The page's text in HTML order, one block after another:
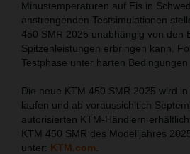
Minustemperaturen auf Eis in
anstrengenden Testsimulationen
450 SMR 2025 unabhängig von den
Spitzenleistungen erbringen kann.
Testphase unter harten Bedingungen
Die neue KTM 450 SMR 2025 wird
laufen und ab voraussichltich
autorisierten KTM-Händlern
KTM 450 SMR des Modelljahres
unter: KTM.com